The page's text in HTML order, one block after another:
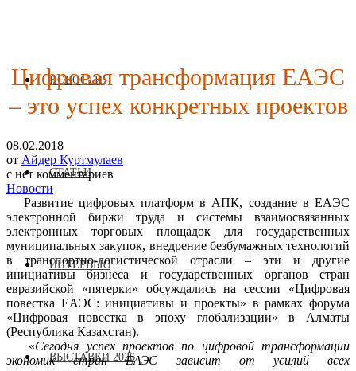
НОВОСТИ
СТАТЬИ
ИНТЕРВЬЮ
ВЫСТАВКИ 2026
Цифровая трансформация ЕАЭС
– это успех конкретных проектов
08.02.2018
от Айдер Куртмулаев
с нет комментариев
Новости
Развитие цифровых платформ в АПК, создание в ЕАЭС
электронной биржи труда и системы взаимосвязанных
электронных торговых площадок для государственных
муниципальных закупок, внедрение безбумажных технологий
в транспортно-логистической отрасли – эти и другие
инициативы бизнеса и государственных органов стран
евразийской «пятерки» обсуждались на сессии «Цифровая
повестка ЕАЭС: инициативы и проекты» в рамках форума
«Цифровая повестка в эпоху глобализации» в Алматы
(Республика Казахстан).
«Сегодня успех проектов по цифровой трансформации
экономик стран ЕАЭС зависит от усилий всех